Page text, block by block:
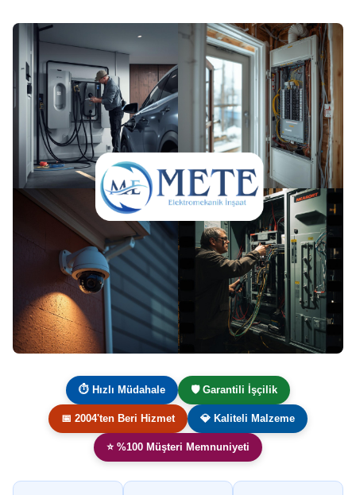
⏱ Hızlı Müdahale 🛡️ Garantili İşçilik
📅 2004'ten Beri Hizmet 💎 Kaliteli Malzeme
⭐ %100 Müşteri Memnuniyeti